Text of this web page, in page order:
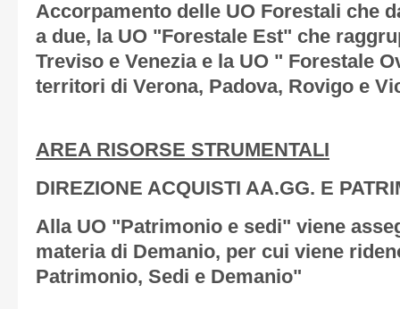
Accorpamento delle UO Forestali che
a due, la UO "Forestale Est" che
Treviso e Venezia e la UO " Forestale
territori di Verona, Padova, Rovigo e
AREA RISORSE STRUMENTALI
DIREZIONE ACQUISTI AA.GG. E
Alla UO "Patrimonio e sedi" viene
materia di Demanio, per cui viene
Patrimonio, Sedi e Demanio"